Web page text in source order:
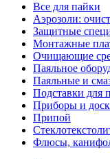
Все для пайки
Аэрозоли:
Защитные
Монтажные
Очищающие
Паяльное
Паяльные и
Подставки для
Приборы и
Припой
Флюсы,